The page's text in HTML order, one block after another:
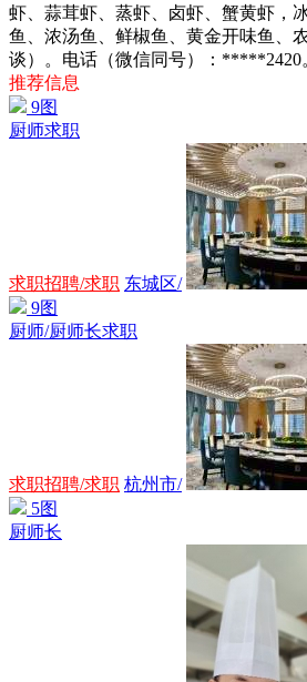
虾、蒜茸虾、蒸虾、卤虾、蟹黄虾，
鱼、浓汤鱼、鲜椒鱼、黄金开味鱼、
谈）。电话（微信同号）：*****2420
推荐信息
9图
厨师求职
求职招聘/求职 东城区/
9图
厨师/厨师长求职
求职招聘/求职 杭州市/
5图
厨师长